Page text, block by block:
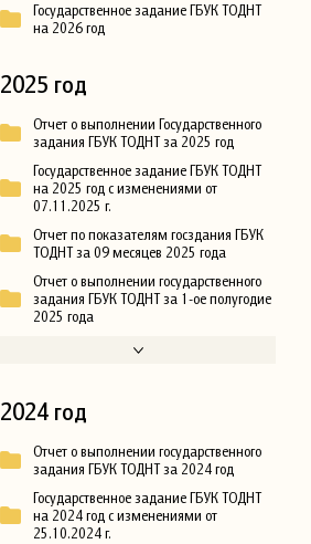
Государственное задание ГБУК ТОДНТ
на 2026 год
2025 год
Отчет о выполнении Государственного
задания ГБУК ТОДНТ за 2025 год
Государственное задание ГБУК ТОДНТ
на 2025 год с изменениями от
07.11.2025 г.
Отчет по показателям госздания ГБУК
ТОДНТ за 09 месяцев 2025 года
Отчет о выполнении государственного
задания ГБУК ТОДНТ за 1-ое полугодие
2025 года
2024 год
Отчет о выполнении государственного
задания ГБУК ТОДНТ за 2024 год
Государственное задание ГБУК ТОДНТ
на 2024 год с изменениями от
25.10.2024 г.